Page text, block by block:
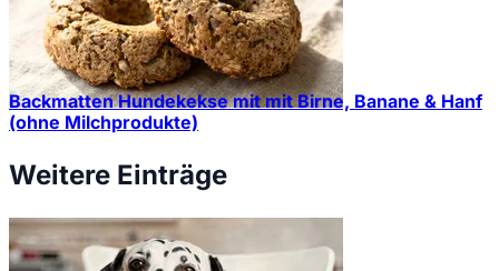
Backmatten Hundekekse mit mit Birne, Banane & Hanf
(ohne Milchprodukte)
Weitere Einträge